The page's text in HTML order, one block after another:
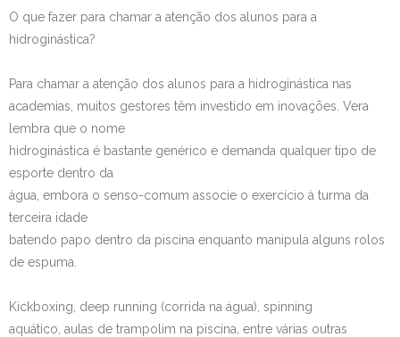
O que fazer para chamar a atenção dos alunos para a
hidroginástica?
Para chamar a atenção dos alunos para a hidroginástica nas
academias, muitos gestores têm investido em inovações. Vera
lembra que o nome
hidroginástica é bastante genérico e demanda qualquer tipo de
esporte dentro da
água, embora o senso-comum associe o exercício à turma da
terceira idade
batendo papo dentro da piscina enquanto manipula alguns rolos
de espuma.
Kickboxing, deep running (corrida na água), spinning
aquático, aulas de trampolim na piscina, entre várias outras